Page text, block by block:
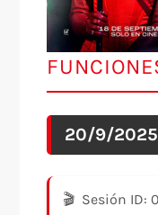
20/9/
Sesión ID: